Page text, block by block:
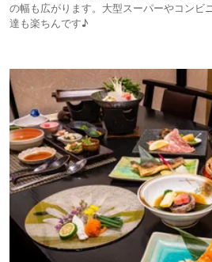
の幅も広がります。大型スーパーやコンビ
達も楽ちんです♪